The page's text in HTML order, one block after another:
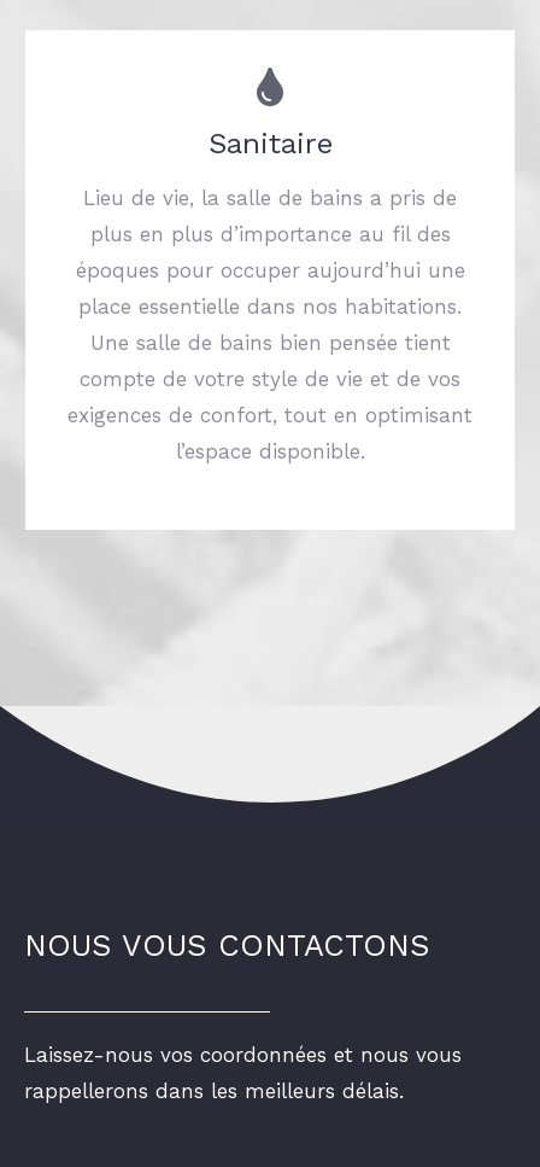
Sanitaire
Lieu de vie, la salle de bains a pris de
plus en plus d’importance au fil des
époques pour occuper aujourd’hui une
place essentielle dans nos habitations.
Une salle de bains bien pensée tient
compte de votre style de vie et de vos
exigences de confort, tout en optimisant
l’espace disponible.
NOUS VOUS CONTACTONS
Laissez-nous vos coordonnées et nous vous
rappellerons dans les meilleurs délais.